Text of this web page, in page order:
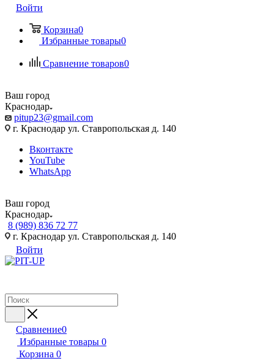
Войти
Корзина0
Избранные товары0
Сравнение товаров0
Ваш город
Краснодар
pitup23@gmail.com
г. Краснодар ул. Ставропольская д. 140
Вконтакте
YouTube
WhatsApp
Ваш город
Краснодар
8 (989) 836 72 77
г. Краснодар ул. Ставропольская д. 140
Войти
Сравнение0
Избранные товары 0
Корзина 0